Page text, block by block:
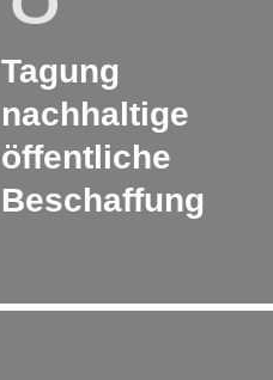
Tagung
nachhaltige
öffentliche
Beschaffung